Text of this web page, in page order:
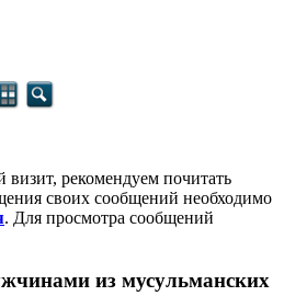
рекомендуем почитать
своих сообщений необходимо
. Для просмотра сообщений
из мусульманских